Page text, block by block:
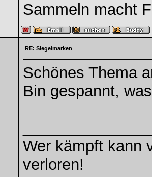
Sammeln macht
RE: Siegelmarken
Schönes Thema
Bin gespannt,
Wer kämpft kann
verloren!